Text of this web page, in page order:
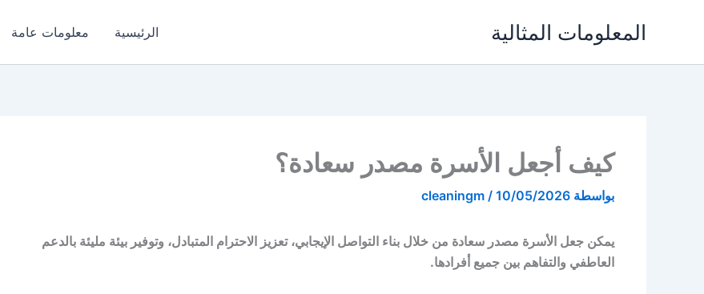
المعلومات المثالية الرئيسية معلومات عامة
كيف أجعل الأسرة مصدر سعادة؟
بواسطة cleaningm / 10/05/2026
يمكن جعل الأسرة مصدر سعادة من خلال بناء التواصل الإيجابي، تعزيز الاحترام المتبادل، وتوفير بيئة مليئة بالدعم
العاطفي والتفاهم بين جميع أفرادها.